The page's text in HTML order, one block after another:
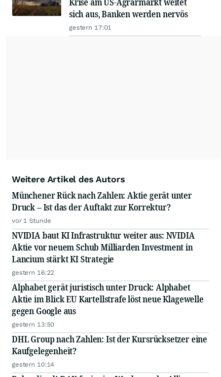
sich aus, Banken werden nervös
gestern 17:01
Weitere Artikel des Autors
Münchener Rück nach Zahlen: Aktie gerät unter
Druck – Ist das der Auftakt zur Korrektur?
vor 1 Stunde
NVIDIA baut KI Infrastruktur weiter aus: NVIDIA
Aktie vor neuem Schub Milliarden Investment in
Lancium stärkt KI Strategie
gestern 16:22
Alphabet gerät juristisch unter Druck: Alphabet
Aktie im Blick EU Kartellstrafe löst neue Klagewelle
gegen Google aus
gestern 13:50
DHL Group nach Zahlen: Ist der Kursrücksetzer eine
Kaufgelegenheit?
gestern 10:14